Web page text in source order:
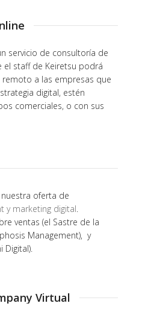
servicio de consultoría de
el staff de Keiretsu podrá
a las empresas que
digital, estén
comerciales, o con sus
oferta de
y marketing digital
ventas (el Sastre de la
Management), y
Digital).
Virtual